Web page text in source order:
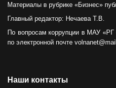
Материалы в рубрике «Бизнес»
Главный редактор: Нечаева Т.В.
По вопросам коррупции в МАУ
по электронной почте
Наши контакты